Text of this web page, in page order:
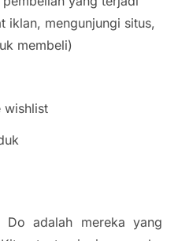
iklan, mengunjungi situs,
membeli)
wishlist
Do adalah mereka yang